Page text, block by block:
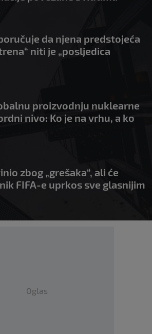
da njena predstojeća
niti je „posljedica
proizvodnju nuklearne
nivo: Ko je na vrhu, a ko
zbog „grešaka“, ali će
FIFA-e uprkos sve glasnijim
Oglas